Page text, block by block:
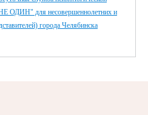
ОДИН" для несовершеннолетних и
города Челябинска